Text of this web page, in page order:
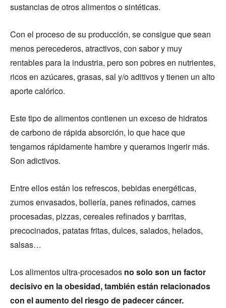
sustancias de otros alimentos o sintéticas.
Con el proceso de su producción, se consigue que sean
menos perecederos, atractivos, con sabor y muy
rentables para la industria, pero son pobres en nutrientes,
ricos en azúcares, grasas, sal y/o aditivos y tienen un alto
aporte calórico.
Este tipo de alimentos contienen un exceso de hidratos
de carbono de rápida absorción, lo que hace que
tengamos rápidamente hambre y queramos ingerir más.
Son adictivos.
Entre ellos están los refrescos, bebidas energéticas,
zumos envasados, bollería, panes refinados, carnes
procesadas, pizzas, cereales refinados y barritas,
precocinados, patatas fritas, dulces, salados, helados,
salsas…
Los alimentos ultra-procesados no solo son un factor
decisivo en la obesidad, también están relacionados
con el aumento del riesgo de padecer cáncer.